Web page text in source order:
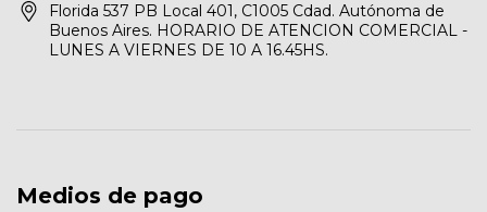
Florida 537 PB Local 401, C1005 Cdad. Autónoma de
Buenos Aires. HORARIO DE ATENCION COMERCIAL -
LUNES A VIERNES DE 10 A 16.45HS.
Medios de pago